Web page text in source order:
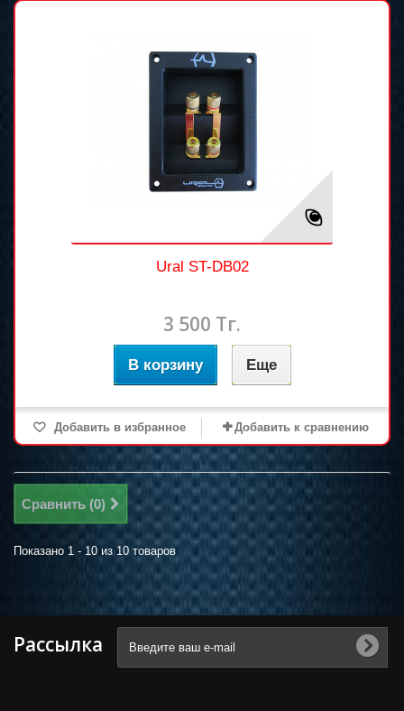
Ural ST-DB02
3 500 Тг.
В корзину Еще
Добавить в избранное Добавить к сравнению
Сравнить (0)
Показано 1 - 10 из 10 товаров
Рассылка